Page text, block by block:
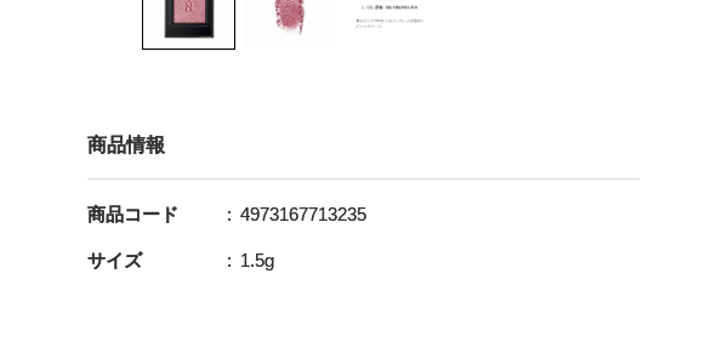
商品情報
商品コード 4973167713235
サイズ 1.5g